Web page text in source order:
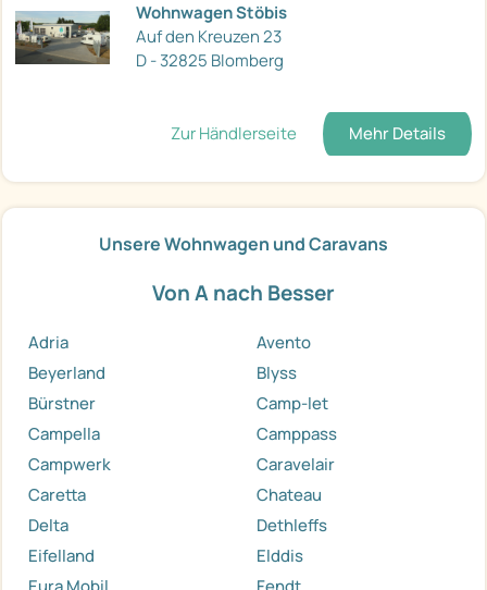
Wohnwagen Stöbis
Auf den Kreuzen 23
D - 32825 Blomberg
Zur Händlerseite Mehr Details
Unsere Wohnwagen und Caravans
Von A nach Besser
Adria
Avento
Beyerland
Blyss
Bürstner
Camp-let
Campella
Camppass
Campwerk
Caravelair
Caretta
Chateau
Delta
Dethleffs
Eifelland
Elddis